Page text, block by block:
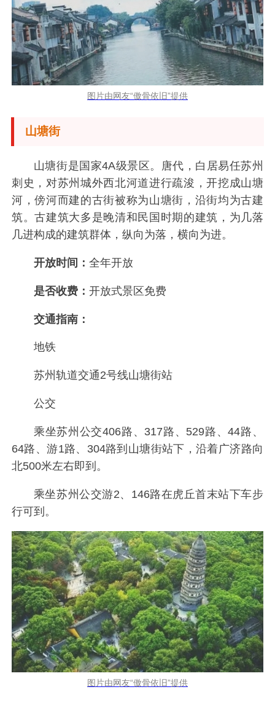
图片由网友“傲骨依旧”提供
山塘街
山塘街是国家4A级景区。唐代，白居易任苏州
刺史，对苏州城外西北河道进行疏浚，开挖成山塘
河，傍河而建的古街被称为山塘街，沿街均为古建
筑。古建筑大多是晚清和民国时期的建筑，为几落
几进构成的建筑群体，纵向为落，横向为进。
开放时间： 全年开放
是否收费： 开放式景区免费
交通指南：
地铁
苏州轨道交通2号线山塘街站
公交
乘坐苏州公交406路、317路、529路、44路、
64路、游1路、304路到山塘街站下，沿着广济路向
北500米左右即到。
乘坐苏州公交游2、146路在虎丘首末站下车步
行可到。
图片由网友“傲骨依旧”提供